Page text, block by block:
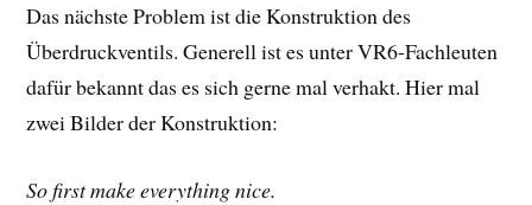
Das nächste Problem ist die Konstruktion des
Überdruckventils. Generell ist es unter VR6-Fachleuten
dafür bekannt das es sich gerne mal verhakt. Hier mal
zwei Bilder der Konstruktion:
So first make everything nice.